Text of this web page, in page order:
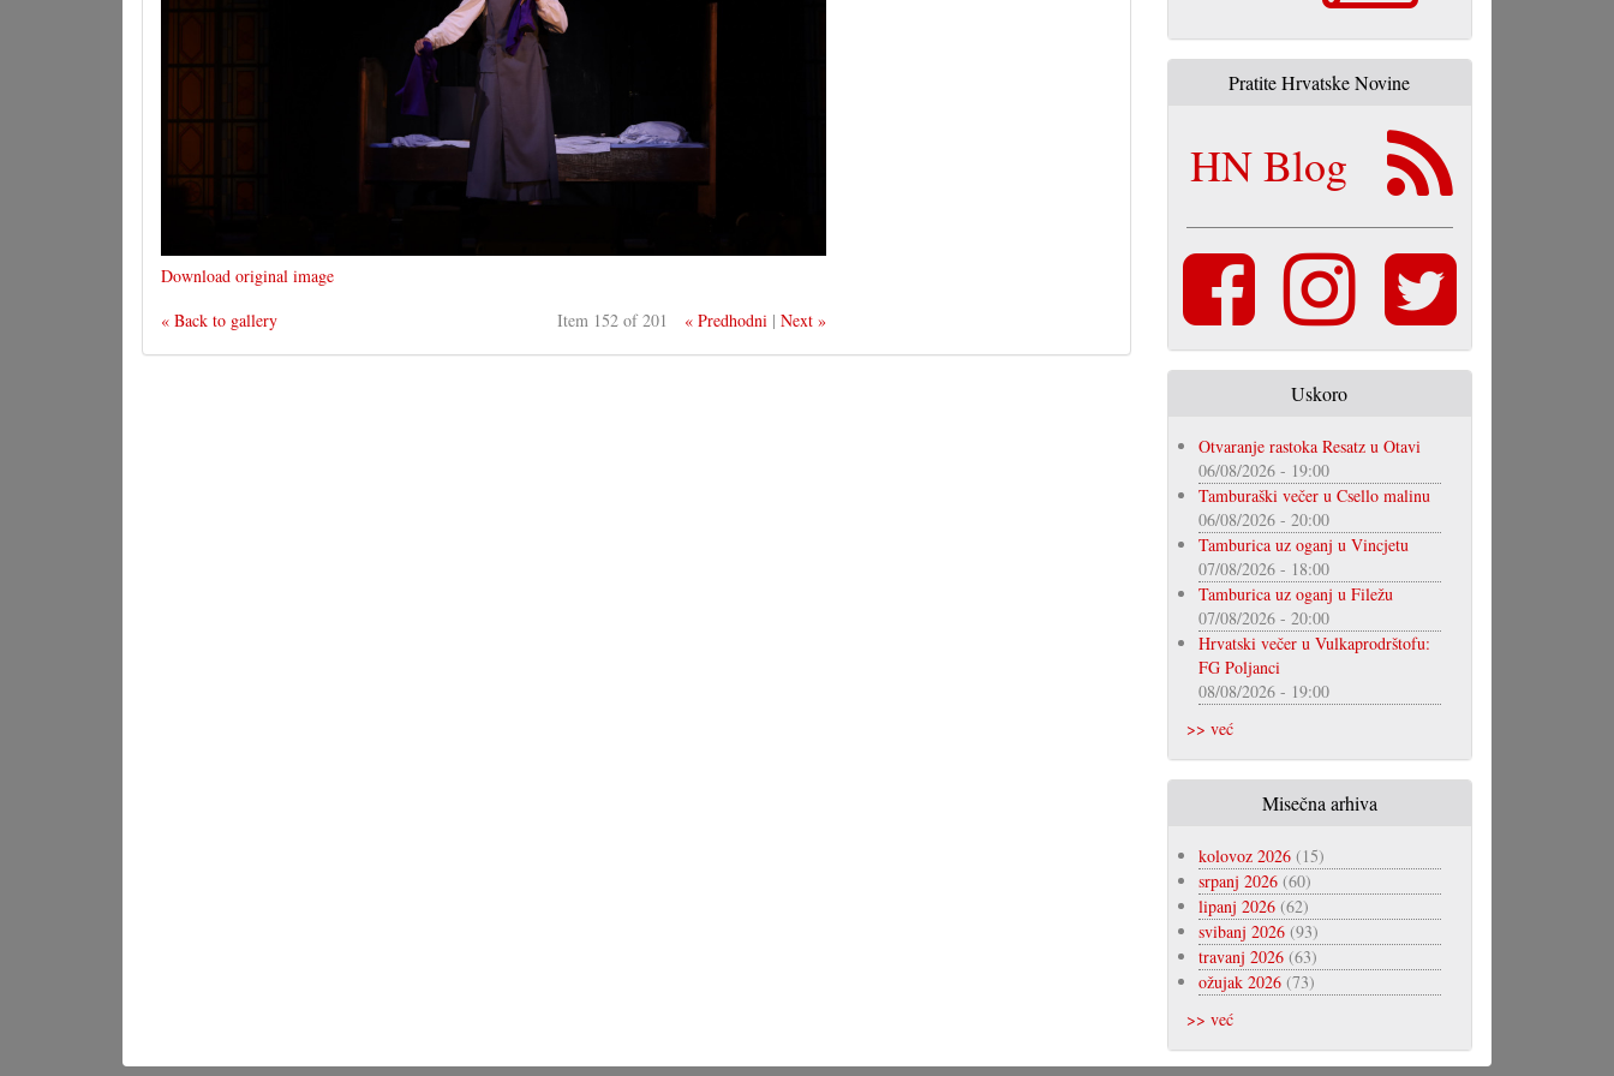
Download original image
« Back to gallery
Item 152 of 201 « Predhodni |Next »
Pratite Hrvatske Novine
HN Blog
Uskoro
Otvaranje rastoka Resatz u Otavi
06/08/2026 - 19:00
Tamburaški večer u Csello malinu
06/08/2026 - 20:00
Tamburica uz oganj u Vincjetu
07/08/2026 - 18:00
Tamburica uz oganj u Filežu
07/08/2026 - 20:00
Hrvatski večer u Vulkaprodrštofu:
FG Poljanci
08/08/2026 - 19:00
>> već
Misečna arhiva
kolovoz 2026(15)
srpanj 2026(60)
lipanj 2026(62)
svibanj 2026(93)
travanj 2026(63)
ožujak 2026(73)
>> već